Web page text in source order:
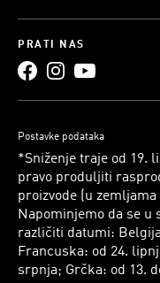
PRATI NAS
Postavke podataka
*Sniženje traje od 19.
pravo produljiti
proizvode (u
Napominjemo da se
različiti datumi:
Francuska: od 24.
srpnja; Grčka: od 13.